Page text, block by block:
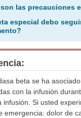
las precauciones
especial debo
beta se ha
con la infusión
infusión. Si usted
emergencia: dolor de